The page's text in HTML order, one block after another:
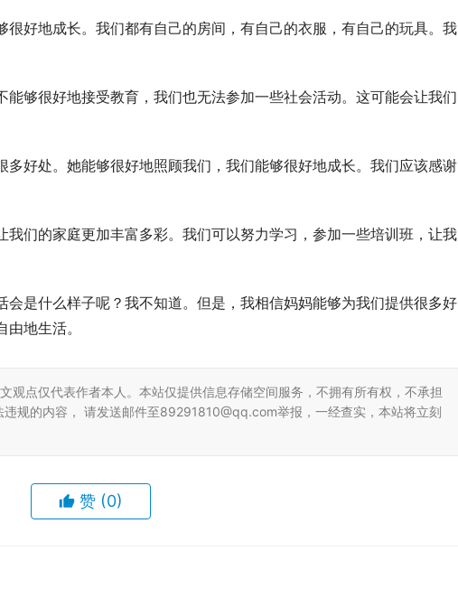
好地成长。我们都有自己的房间，有自己的衣服，有自己的玩具。我
够很好地接受教育，我们也无法参加一些社会活动。这可能会让我们
好处。她能够很好地照顾我们，我们能够很好地成长。我们应该感谢
们的家庭更加丰富多彩。我们可以努力学习，参加一些培训班，让我
是什么样子呢？我不知道。但是，我相信妈妈能够为我们提供很多好
地生活。
观点仅代表作者本人。本站仅提供信息存储空间服务，不拥有所有权，不承担
规的内容， 请发送邮件至89291810@qq.com举报，一经查实，本站将立刻
赞 (0)